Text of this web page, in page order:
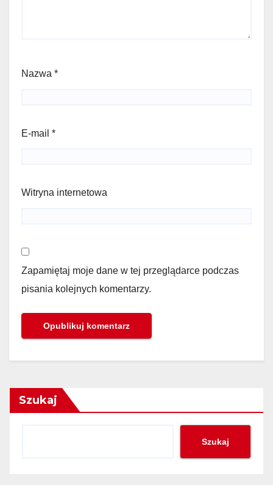
Nazwa *
E-mail *
Witryna internetowa
Zapamiętaj moje dane w tej przeglądarce podczas
pisania kolejnych komentarzy.
Szukaj
Szukaj